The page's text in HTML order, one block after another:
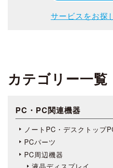
サービスをお探
カテゴリー一覧
PC・PC関連機器
ノートPC・デスクトップ
PCパーツ
PC周辺機器